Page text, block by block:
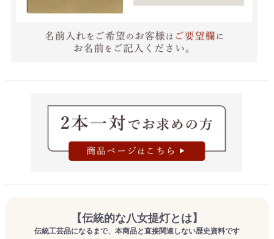
【伝統的な八女提灯とは】
伝統工芸品になるまで、本商品と直接関連しない歴史資料です